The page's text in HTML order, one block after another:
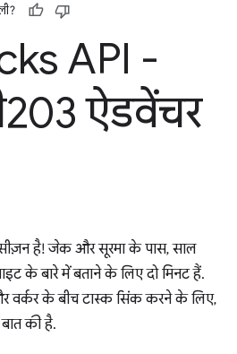
API -
ऐडवेंचर
सीज़न है! जेक और सूरमा के पास, साल
के बारे में बताने के लिए दो मिनट हैं.
वर्कर के बीच टास्क सिंक करने के लिए,
की है.